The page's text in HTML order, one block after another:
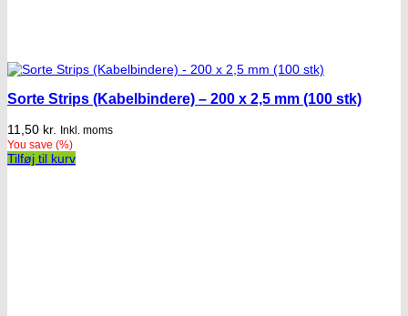
Sorte Strips (Kabelbindere) – 200 x 2,5 mm (100 stk)
11,50 kr. Inkl. moms
You save (%)
Tilføj til kurv